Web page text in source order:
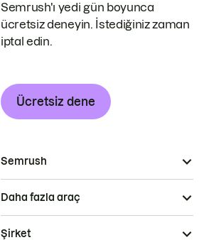
Semrush'ı yedi gün boyunca
ücretsiz deneyin. İstediğiniz zaman
iptal edin.
Ücretsiz dene
Semrush
Daha fazla araç
Şirket